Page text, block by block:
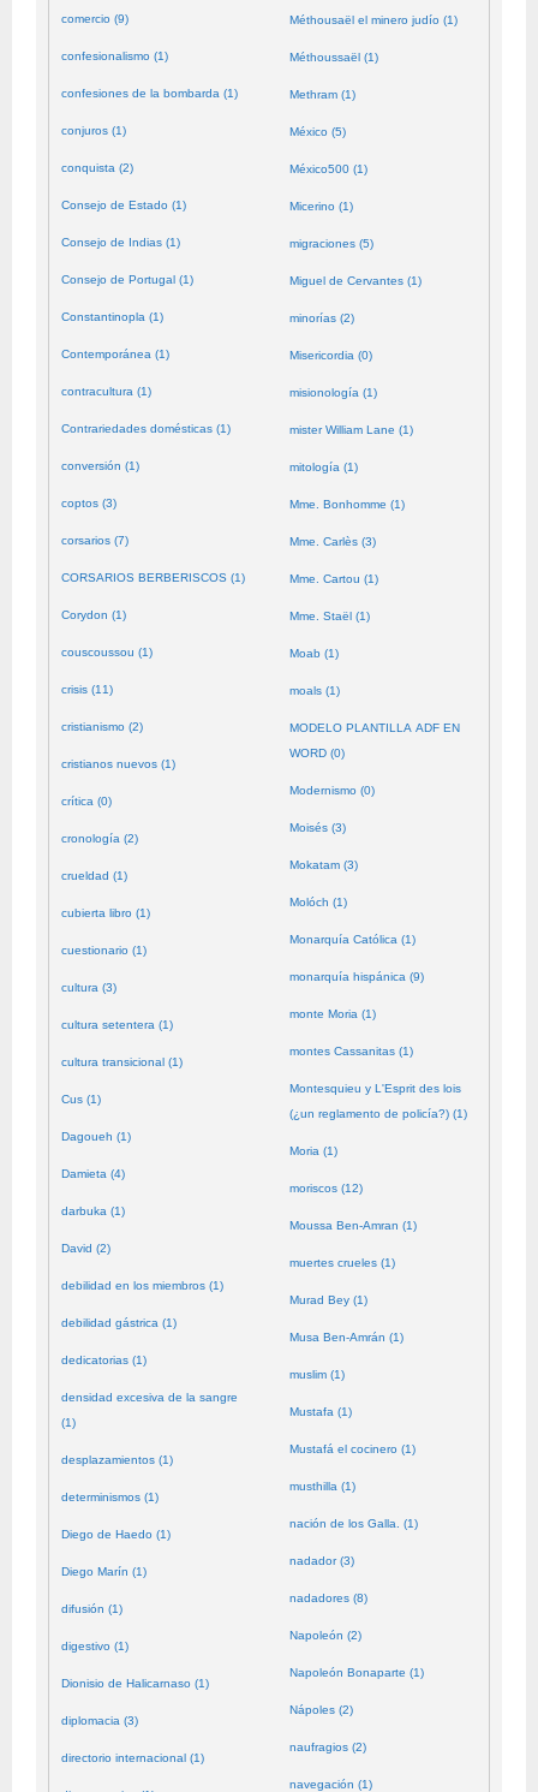
comercio (9)
confesionalismo (1)
confesiones de la bombarda (1)
conjuros (1)
conquista (2)
Consejo de Estado (1)
Consejo de Indias (1)
Consejo de Portugal (1)
Constantinopla (1)
Contemporánea (1)
contracultura (1)
Contrariedades domésticas (1)
conversión (1)
coptos (3)
corsarios (7)
CORSARIOS BERBERISCOS (1)
Corydon (1)
couscoussou (1)
crisis (11)
cristianismo (2)
cristianos nuevos (1)
crítica (0)
cronología (2)
crueldad (1)
cubierta libro (1)
cuestionario (1)
cultura (3)
cultura setentera (1)
cultura transicional (1)
Cus (1)
Dagoueh (1)
Damieta (4)
darbuka (1)
David (2)
debilidad en los miembros (1)
debilidad gástrica (1)
dedicatorias (1)
densidad excesiva de la sangre
(1)
desplazamientos (1)
determinismos (1)
Diego de Haedo (1)
Diego Marín (1)
difusión (1)
digestivo (1)
Dionisio de Halicarnaso (1)
diplomacia (3)
directorio internacional (1)
Méthousaël el minero judío (1)
Méthoussaël (1)
Methram (1)
México (5)
México500 (1)
Micerino (1)
migraciones (5)
Miguel de Cervantes (1)
minorías (2)
Misericordia (0)
misionología (1)
mister William Lane (1)
mitología (1)
Mme. Bonhomme (1)
Mme. Carlès (3)
Mme. Cartou (1)
Mme. Staël (1)
Moab (1)
moals (1)
MODELO PLANTILLA ADF EN
WORD (0)
Modernismo (0)
Moisés (3)
Mokatam (3)
Molóch (1)
Monarquía Católica (1)
monarquía hispánica (9)
monte Moria (1)
montes Cassanitas (1)
Montesquieu y L'Esprit des lois
(¿un reglamento de policía?) (1)
Moria (1)
moriscos (12)
Moussa Ben-Amran (1)
muertes crueles (1)
Murad Bey (1)
Musa Ben-Amrán (1)
muslim (1)
Mustafa (1)
Mustafá el cocinero (1)
musthilla (1)
nación de los Galla. (1)
nadador (3)
nadadores (8)
Napoleón (2)
Napoleón Bonaparte (1)
Nápoles (2)
naufragios (2)
navegación (1)